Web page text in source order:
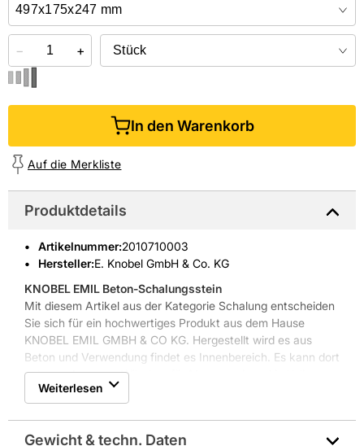
Online kaufen &
− +
In den Warenkorb
Auf die Merkliste
Produktdetails
Artikelnummer:2010710003
Hersteller:E. Knobel GmbH & Co. KG
KNOBEL EMIL Beton-Schalungsstein
Mit diesem Artikel aus der Kategorie Schalung entscheiden
Sie sich für ein hochwertiges Produkt aus dem Hause
KNOBEL EMIL GMBH & CO KG. Hergestellt wird es aus
Beton und Verwendung findet es Innenbereich. Es kann dort
unter anderem an Wänden, für Mauerwerk und in Kellern
eingesetzt werden. Das Produkt hat Abmessungen von
49,7 cm x 17,5 cm x 24,7 cm. Die Oberfläche ist
frostbeständig sowie witterungsbeständig. Der Artikel ist in
der Farbe Anthrazit gehalten. Ferner hat der Artikel die
Weiterlesen
Gewicht & techn. Daten